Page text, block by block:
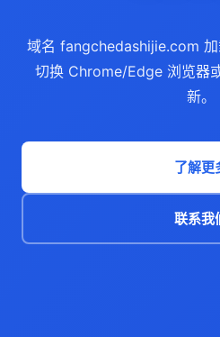
域名 fangchedashijie.com
切换 Chrome/Edge 浏览器
新。
了解更
联系我